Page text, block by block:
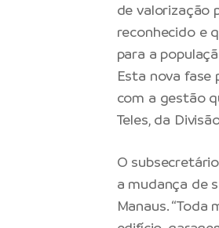
de valorização
reconhecido e
para a
Esta nova
com a gestão
Teles, da
O
a mudança de
Manaus.